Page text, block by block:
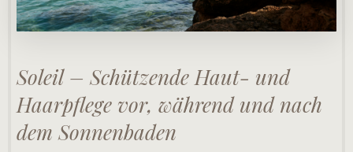
Soleil – Schützende Haut- und
Haarpflege vor, während und nach
dem Sonnenbaden